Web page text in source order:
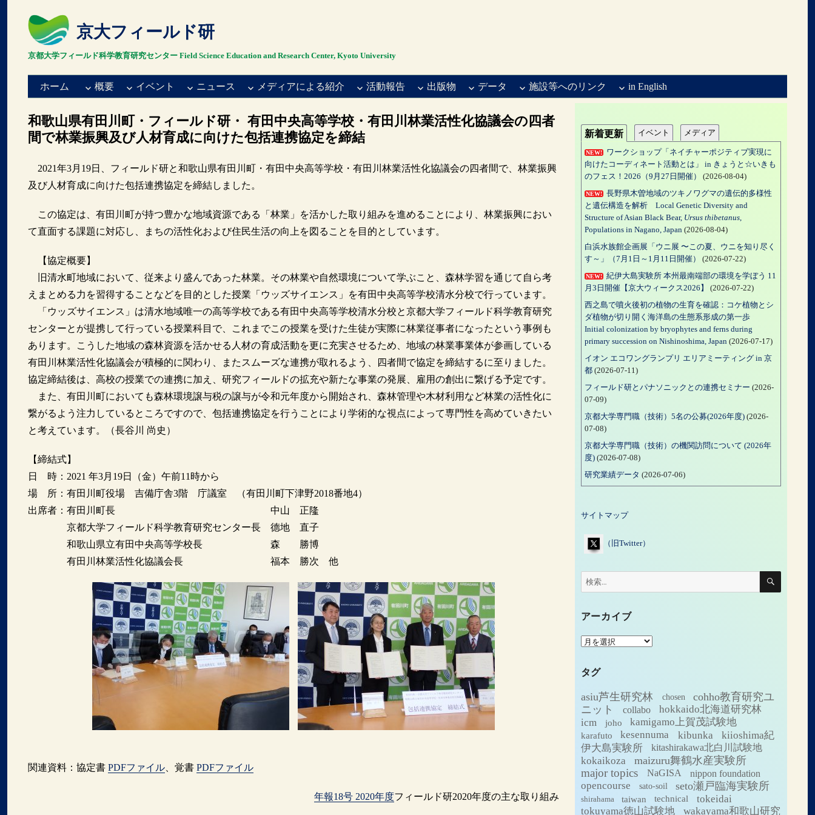
京大フィールド研
京都大学フィールド科学教育研究センター Field Science Education and Research Center, Kyoto University
ホーム 概要 イベント ニュース メディアによる紹介 活動報告 出版物 データ 施設等へのリンク in English
和歌山県有田川町・フィールド研・ 有田中央高等学校・有田川林業活性化協議会の四者
間で林業振興及び人材育成に向けた包括連携協定を締結
2021年3月19日、フィールド研と和歌山県有田川町・有田中央高等学校・有田川林業活性化協議会の四者間で、林業振興
及び人材育成に向けた包括連携協定を締結しました。
この協定は、有田川町が持つ豊かな地域資源である「林業」を活かした取り組みを進めることにより、林業振興におい
て直面する課題に対応し、まちの活性化および住民生活の向上を図ることを目的としています。
【協定概要】
旧清水町地域において、従来より盛んであった林業。その林業や自然環境について学ぶこと、森林学習を通じて自ら考
えまとめる力を習得することなどを目的とした授業「ウッズサイエンス」を有田中央高等学校清水分校で行っています。
「ウッズサイエンス」は清水地域唯一の高等学校である有田中央高等学校清水分校と京都大学フィールド科学教育研究
センターとが提携して行っている授業科目で、これまでこの授業を受けた生徒が実際に林業従事者になったという事例も
あります。こうした地域の森林資源を活かせる人材の育成活動を更に充実させるため、地域の林業事業体が参画している
有田川林業活性化協議会が積極的に関わり、またスムーズな連携が取れるよう、四者間で協定を締結するに至りました。
協定締結後は、高校の授業での連携に加え、研究フィールドの拡充や新たな事業の発展、雇用の創出に繋げる予定です。
また、有田川町においても森林環境譲与税の譲与が令和元年度から開始され、森林管理や木材利用など林業の活性化に
繋がるよう注力しているところですので、包括連携協定を行うことにより学術的な視点によって専門性を高めていきたい
と考えています。（長谷川 尚史）
【締結式】
日 時：2021 年3月19日（金）午前11時から
場 所：有田川町役場 吉備庁舎3階 庁議室 （有田川町下津野2018番地4）
出席者：有田川町長 中山 正隆
京都大学フィールド科学教育研究センター長 德地 直子
和歌山県立有田中央高等学校長 森 勝博
有田川林業活性化協議会長 福本 勝次 他
関連資料：協定書 PDFファイル、覚書 PDFファイル
年報18号 2020年度フィールド研2020年度の主な取り組み
新着更新 イベント メディア
NEW!
ワークショップ「ネイチャーポジティブ実現に
向けたコーディネート活動とは」 in きょうと☆いきも
のフェス！2026（9月27日開催）
(2026-08-04)
NEW!
長野県木曽地域のツキノワグマの遺伝的多様性
と遺伝構造を解析 Local Genetic Diversity and
Structure of Asian Black Bear, Ursus thibetanus,
Populations in Nagano, Japan (2026-08-04)
白浜水族館企画展「ウニ展 〜この夏、ウニを知り尽く
す～」（7月1日～1月11日開催）
(2026-07-22)
NEW!
紀伊大島実験所 本州最南端部の環境を学ぼう 11
月3日開催【京大ウィークス2026】
(2026-07-22)
西之島で噴火後初の植物の生育を確認：コケ植物とシ
ダ植物が切り開く海洋島の生態系形成の第一歩
Initial colonization by bryophytes and ferns during
primary succession on Nishinoshima, Japan (2026-07-17)
イオン エコワングランプリ エリアミーティング in 京
都(2026-07-11)
フィールド研とパナソニックとの連携セミナー (2026-
07-09)
京都大学専門職（技術）5名の公募(2026年度)(2026-
07-08)
京都大学専門職（技術）の機関訪問について (2026年
度)(2026-07-08)
研究業績データ (2026-07-06)
サイトマップ
（旧Twitter）
検
検
アーカイブ
ア
カ
イ
タグ
asiu芦生研究林 chosen
cohho教育研究ユ
ニット
collabo hokkaido北海道研究林
icm joho kamigamo上賀茂試験地
karafuto kesennuma kibunka
kiioshima紀
伊大島実験所
kitashirakawa北白川試験地
kokaikoza maizuru舞鶴水産実験所
major topics NaGISA nippon foundation
opencourse sato-soil seto瀬戸臨海実験所
shirahama taiwan technical
tokeidai
tokuyama徳山試験地
wakayama和歌山研究